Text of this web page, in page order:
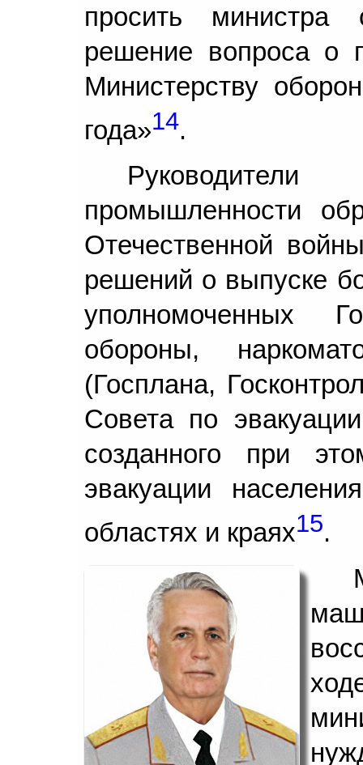
просить
решение вопроса о
Министерству
года»14.
промышленности
Отечественной
решений о выпуске
уполномоченных
обороны,
(Госплана,
Совета по
созданного при
эвакуации
областях и краях15.